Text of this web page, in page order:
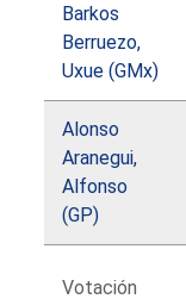
Barkos
Berruezo,
Uxue (GMx)
Alonso
Aranegui,
Alfonso
(GP)
Votación